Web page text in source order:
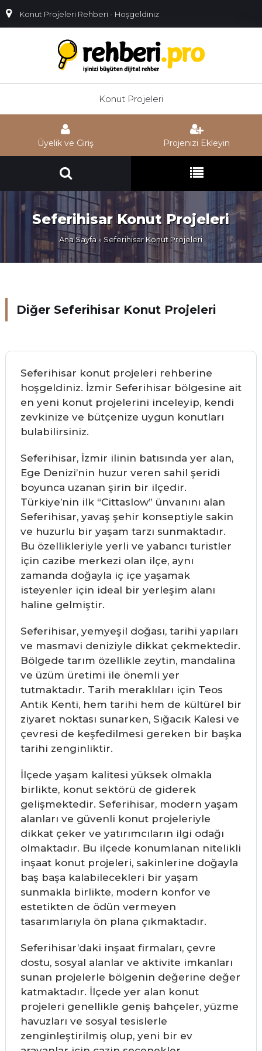
Konut Projeleri Rehberi - Hoşgeldiniz
Konut Projeleri
Üyelik ve Giriş Projenizi Ekleyin
Seferihisar Konut Projeleri
Ana Sayfa» Seferihisar Konut Projeleri
Diğer Seferihisar Konut Projeleri
Seferihisar konut projeleri rehberine
hoşgeldiniz. İzmir Seferihisar bölgesine ait
en yeni konut projelerini inceleyip, kendi
zevkinize ve bütçenize uygun konutları
bulabilirsiniz.
Seferihisar, İzmir ilinin batısında yer alan,
Ege Denizi’nin huzur veren sahil şeridi
boyunca uzanan şirin bir ilçedir.
Türkiye’nin ilk “Cittaslow” ünvanını alan
Seferihisar, yavaş şehir konseptiyle sakin
ve huzurlu bir yaşam tarzı sunmaktadır.
Bu özellikleriyle yerli ve yabancı turistler
için cazibe merkezi olan ilçe, aynı
zamanda doğayla iç içe yaşamak
isteyenler için ideal bir yerleşim alanı
haline gelmiştir.
Seferihisar, yemyeşil doğası, tarihi yapıları
ve masmavi deniziyle dikkat çekmektedir.
Bölgede tarım özellikle zeytin, mandalina
ve üzüm üretimi ile önemli yer
tutmaktadır. Tarih meraklıları için Teos
Antik Kenti, hem tarihi hem de kültürel bir
ziyaret noktası sunarken, Sığacık Kalesi ve
çevresi de keşfedilmesi gereken bir başka
tarihi zenginliktir.
İlçede yaşam kalitesi yüksek olmakla
birlikte, konut sektörü de giderek
gelişmektedir. Seferihisar, modern yaşam
alanları ve güvenli konut projeleriyle
dikkat çeker ve yatırımcıların ilgi odağı
olmaktadır. Bu ilçede konumlanan nitelikli
inşaat konut projeleri, sakinlerine doğayla
baş başa kalabilecekleri bir yaşam
sunmakla birlikte, modern konfor ve
estetikten de ödün vermeyen
tasarımlarıyla ön plana çıkmaktadır.
Seferihisar’daki inşaat firmaları, çevre
dostu, sosyal alanlar ve aktivite imkanları
sunan projelerle bölgenin değerine değer
katmaktadır. İlçede yer alan konut
projeleri genellikle geniş bahçeler, yüzme
havuzları ve sosyal tesislerle
zenginleştirilmiş olup, yeni bir ev